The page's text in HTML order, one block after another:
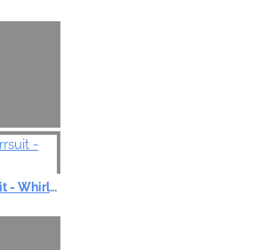
Kong Kat Purrsuit - Whirlwind